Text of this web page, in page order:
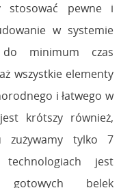
stosować pewne i
w systemie
do minimum czas
wszystkie elementy
i łatwego w
krótszy również,
tylko 7
jest
gotowych belek